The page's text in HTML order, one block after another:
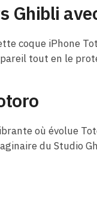
Ghibli
coque iPhone
tout en le
où évolue
du Studio